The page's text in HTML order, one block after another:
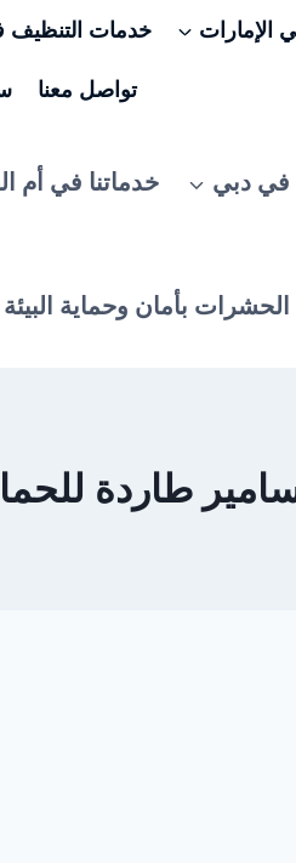
خدمات التنظيف
تواصل معنا
في دبي خدماتنا في أم
بأمان وحماية البيئة
طاردة